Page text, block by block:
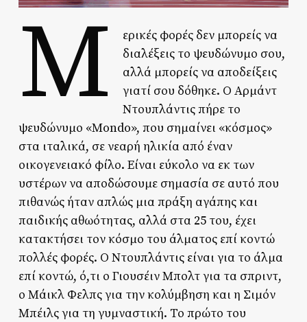
Μ
ερικές φορές δεν μπορείς να
διαλέξεις το ψευδώνυμο σου,
αλλά μπορείς να αποδείξεις
γιατί σου δόθηκε. Ο Αρμάντ
Ντουπλάντις πήρε το
ψευδώνυμο «Mondo», που σημαίνει «κόσμος»
στα ιταλικά, σε νεαρή ηλικία από έναν
οικογενειακό φίλο. Είναι εύκολο να εκ των
υστέρων να αποδώσουμε σημασία σε αυτό που
πιθανώς ήταν απλώς μια πράξη αγάπης και
παιδικής αθωότητας, αλλά στα 25 του, έχει
κατακτήσει τον κόσμο του άλματος επί κοντώ
πολλές φορές. Ο Ντουπλάντις είναι για το άλμα
επί κοντώ, ό,τι ο Γιουσέιν Μπολτ για τα σπριντ,
ο Μάικλ Φελπς για την κολύμβηση και η Σιμόν
Μπέιλς για τη γυμναστική. Το πρώτο του